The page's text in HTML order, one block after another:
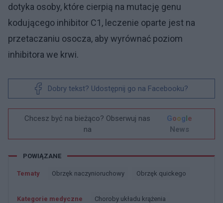
dotyka osoby, które cierpią na mutację genu
kodującego inhibitor C1, leczenie oparte jest na
przetaczaniu osocza, aby wyrównać poziom
inhibitora we krwi.
Dobry tekst? Udostępnij go na Facebooku?
Chcesz być na bieżąco? Obserwuj nas
na
Google
News
POWIĄZANE
Tematy Obrzęk naczynioruchowy Obrzęk quickego
Kategorie medyczne Choroby układu krążenia